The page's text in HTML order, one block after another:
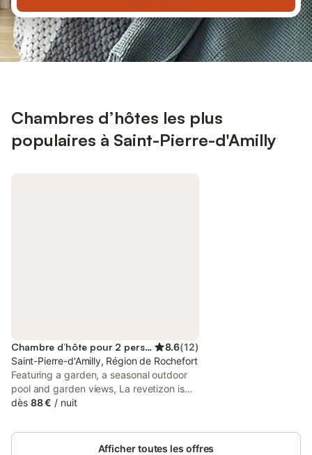
Chambres d’hôtes les plus
populaires à Saint-Pierre-d'Amilly
Chambre d’hôte pour 2 personnes 8.6(12)
Saint-Pierre-d'Amilly, Région de Rochefort
Featuring a garden, a seasonal outdoor
pool and garden views, La revetizon is
situated in Saint-Pierre-dʼAmilly. This
free private parking.
dès 88 € / nuit
Afficher toutes les offres